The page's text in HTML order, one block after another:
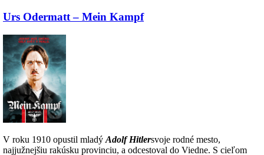
Urs Odermatt – Mein Kampf
V roku 1910 opustil mladý Adolf Hitlersvoje rodné mesto,
najjužnejšiu rakúsku provinciu, a odcestoval do Viedne. S cieľom